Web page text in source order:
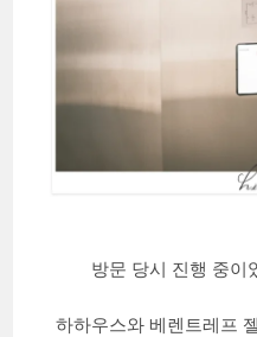
방문 당시 진행 중이
하하우스와 베렌트레프